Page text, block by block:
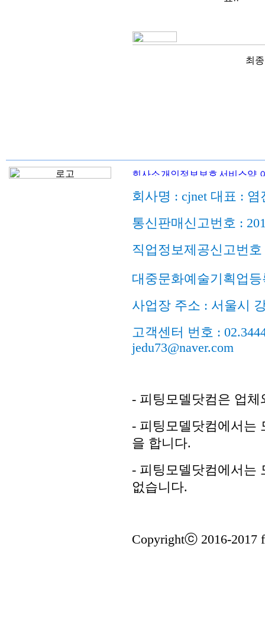
최
회사명 : cjnet 대표 : 염
통신판매신고번호 :
직업정보제공신고번
대중문화예술기획업
사업장 주소 : 서울시
고객센터 번호 :
jedu73@naver.com
- 피팅모델닷컴은 업
- 피팅모델닷컴에서는
을 합니다.
- 피팅모델닷컴에서는
없습니다.
Copyrightⓒ 2016-2017